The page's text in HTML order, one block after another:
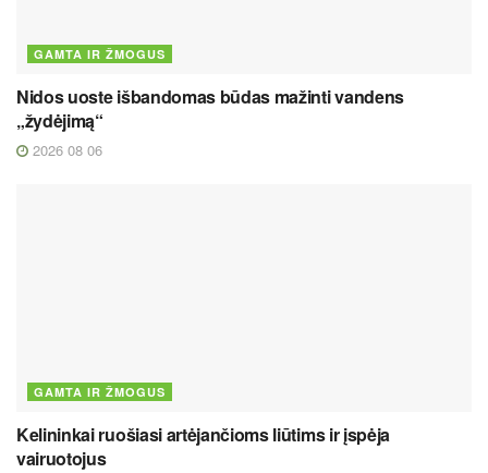
GAMTA IR ŽMOGUS
Nidos uoste išbandomas būdas mažinti vandens
„žydėjimą“
2026 08 06
GAMTA IR ŽMOGUS
Kelininkai ruošiasi artėjančioms liūtims ir įspėja
vairuotojus